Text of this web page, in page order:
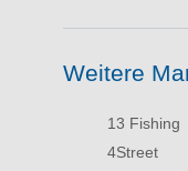
Weitere
13 Fishing
4Street